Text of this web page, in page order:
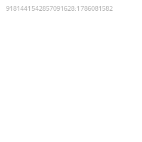
9181441542857091628:1786081582